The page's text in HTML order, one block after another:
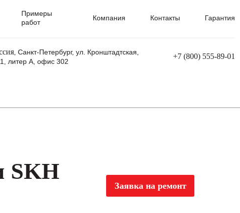
Примеры
работ
Компания Контакты Гарантия
, Санкт-Петербург, ул. Кронштадтская,
литер А, офис 302
+7 (800) 555-89-01
SKH
Заявка на ремонт